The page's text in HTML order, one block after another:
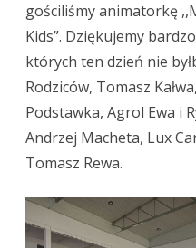
gościliśmy animatorkę
Kids”. Dziękujemy
których ten dzień nie
Rodziców, Tomasz
Podstawka, Agrol Ewa i
Andrzej Macheta, Lux
Tomasz Rewa.